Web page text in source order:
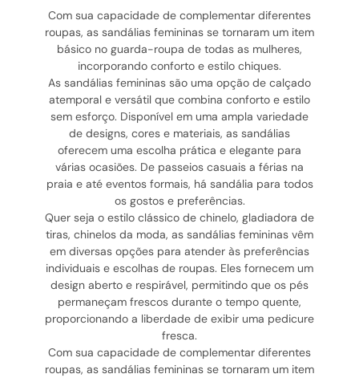
Com sua capacidade de complementar diferentes
roupas, as sandálias femininas se tornaram um item
básico no guarda-roupa de todas as mulheres,
incorporando conforto e estilo chiques.
As sandálias femininas são uma opção de calçado
atemporal e versátil que combina conforto e estilo
sem esforço. Disponível em uma ampla variedade
de designs, cores e materiais, as sandálias
oferecem uma escolha prática e elegante para
várias ocasiões. De passeios casuais a férias na
praia e até eventos formais, há sandália para todos
os gostos e preferências.
Quer seja o estilo clássico de chinelo, gladiadora de
tiras, chinelos da moda, as sandálias femininas vêm
em diversas opções para atender às preferências
individuais e escolhas de roupas. Eles fornecem um
design aberto e respirável, permitindo que os pés
permaneçam frescos durante o tempo quente,
proporcionando a liberdade de exibir uma pedicure
fresca.
Com sua capacidade de complementar diferentes
roupas, as sandálias femininas se tornaram um item